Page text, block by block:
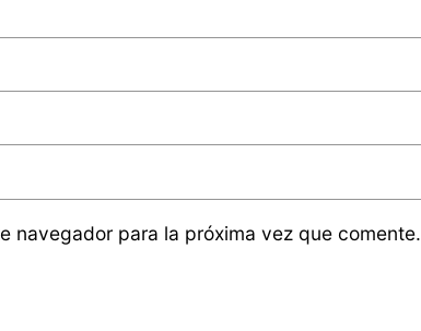
navegador para la próxima vez que comente.